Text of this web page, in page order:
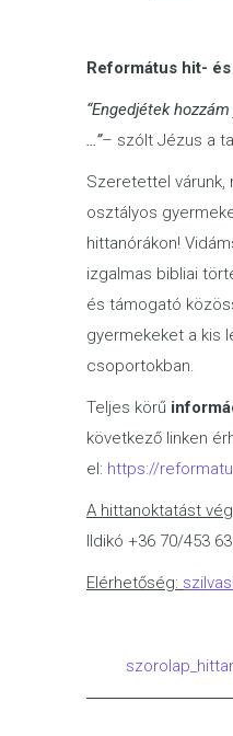
Református hit-
“Engedjétek
…”– szólt Jézus a
Szeretettel várunk,
osztályos
hittanórákon!
izgalmas bibliai
és támogató
gyermekeket a kis
csoportokban.
Teljes körű
következő linken
el: https://
A hittanoktatást
Ildikó +36 70/453
Elérhetőség: